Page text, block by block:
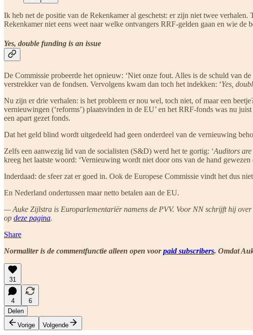
Ik heb net de positie van de Rekenkamer al geschetst: er zijn niet twee verhalen.
Rekenkamer niet eens weet naar welke ontvangers RRF-gelden gaan en wie
Yes, double funding is an issue
De Commissie probeerde het opnieuw: ‘Niet onze fout. Alles is de schuld van
verstrekker van de fondsen. Vervolgens kwam dan toch het indekken: ‘Yes,
Nu zijn er drie verhalen: is het probleem er nou wel, toch niet, of maar een
vernieuwingen (‘reforms’) plaatsvinden in de EU’ en het RRF-fonds was nu
een apart gezet fonds.
Dat het geld blind wordt uitgedeeld had geen onderdeel van de vernieuwing
Zelfs een aanwezig lid van de socialisten (S&D) werd het te gortig: ‘Auditors are
kreeg het laatste woord: ‘Vernieuwing wordt niet door ons van de hand gewezen
Inderdaad: de sfeer zat er goed in. Ook de Europese Commissie vindt het dus
En Nederland ondertussen maar netto betalen aan de EU.
— Auke Zijlstra is Europarlementariër namens de PVV. Voor NN schrijft hij
op deze pagina.
Share
Normaliter is de commentfunctie alleen open voorpaid subscribers. Omdat
31
4
6
Delen
Vorige
Volgende